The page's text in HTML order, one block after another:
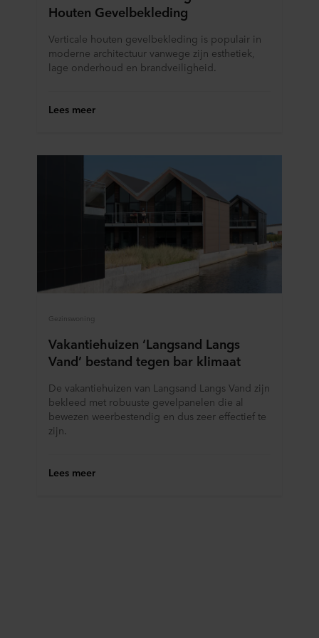
verwerkingsverantwoordelijke is voor uw
Houten Gevelbekleding
Verticale houten gevelbekleding is populair in
moderne architectuur vanwege zijn esthetiek,
lage onderhoud en brandveiligheid.
Lees meer
Gezinswoning
Vakantiehuizen ‘Langsand Langs
Vand’ bestand tegen bar klimaat
De vakantiehuizen van Langsand Langs Vand zijn
bekleed met robuuste gevelpanelen die al
bewezen weerbestendig en dus zeer effectief te
zijn.
Lees meer